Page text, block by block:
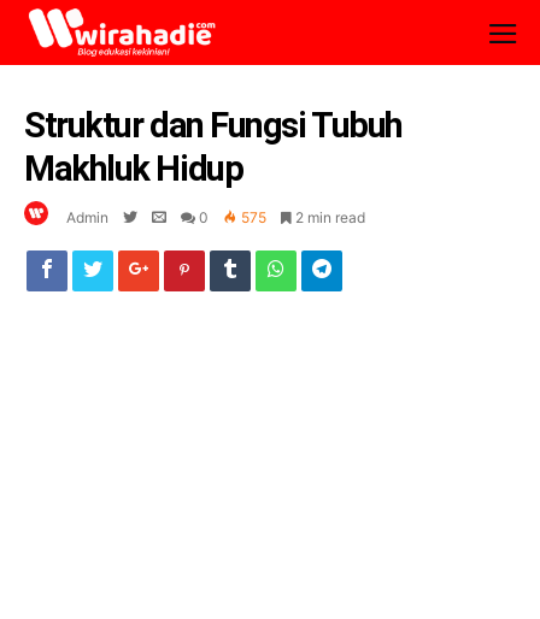
Struktur dan Fungsi Tubuh
Makhluk Hidup
Admin 0 575 2 min read